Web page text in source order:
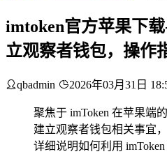
imtoken官方苹果下
立观察者钱包，操作
qbadmin 2026年03月31日
聚焦于 imToken 在苹果端
建立观察者钱包相关事宜
详细说明如何利用